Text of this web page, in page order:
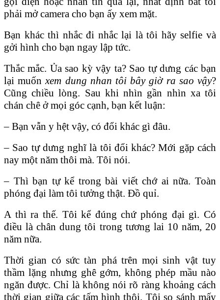
phải mở camera cho bạn ấy xem mặt.
Bạn khác thì nhắc đi nhắc lại là tôi hãy selfie và
gởi hình cho bạn ngay lập tức.
Thắc mắc. Ủa sao kỳ vậy ta? Sao tự dưng các bạn
lại muốnxem dung nhan tôi bây giờ ra sao vậy?
Cũng chiều lòng. Sau khi nhìn gần nhìn xa tôi
chán chê ở mọi góc cạnh, bạn kết luận:
– Bạn vẫn y hệt vậy, có đổi khác gì đâu.
– Sao tự dưng nghĩ là tôi đổi khác? Mới gặp cách
nay một năm thôi mà. Tôi nói.
– Thì bạn tự kể trong bài viết chớ ai nữa. Toàn
phóng đại làm tôi tưởng thật. Đồ quỉ.
A thì ra thế. Tôi kể đúng chứ phóng đại gì. Có
điều là chân dung tôi trong tương lai 10 năm, 20
năm nữa.
Thời gian có sức tàn phá trên mọi sinh vật tuy
thầm lặng nhưng ghê gớm, không phép mầu nào
ngăn được. Chỉ là không nói rõ ràng khoảng cách
thời gian giữa các tấm hình thôi. Tôi so sánh mấy